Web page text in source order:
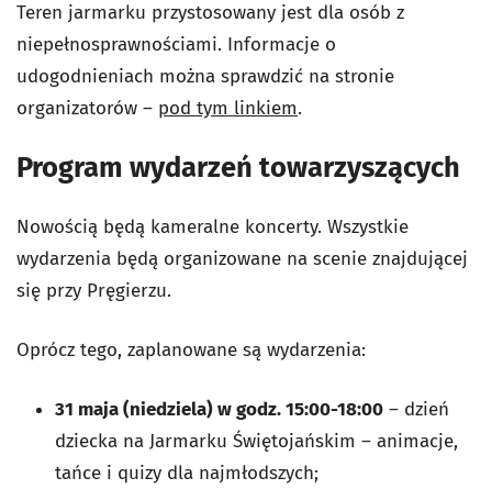
Teren jarmarku przystosowany jest dla osób z
niepełnosprawnościami. Informacje o
udogodnieniach można sprawdzić na stronie
organizatorów – pod tym linkiem.
Program wydarzeń towarzyszących
Nowością będą kameralne koncerty. Wszystkie
wydarzenia będą organizowane na scenie znajdującej
się przy Pręgierzu.
Oprócz tego, zaplanowane są wydarzenia:
31 maja (niedziela) w godz. 15:00-18:00 – dzień
dziecka na Jarmarku Świętojańskim – animacje,
tańce i quizy dla najmłodszych;